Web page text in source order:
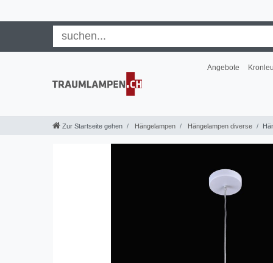
Angebote
Zur Startseite gehen Hängelampen Hängelampen diverse